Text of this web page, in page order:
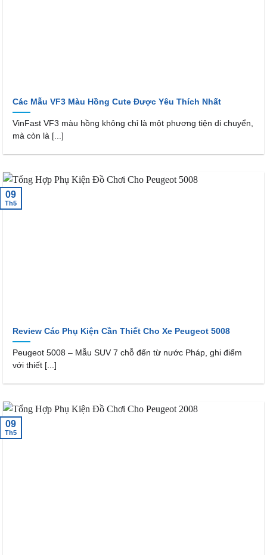
Các Mẫu VF3 Màu Hồng Cute Được Yêu Thích Nhất
VinFast VF3 màu hồng không chỉ là một phương tiện di chuyển,
mà còn là [...]
Review Các Phụ Kiện Cần Thiết Cho Xe Peugeot 5008
Peugeot 5008 – Mẫu SUV 7 chỗ đến từ nước Pháp, ghi điểm
với thiết [...]
09
Th5
09
Th5